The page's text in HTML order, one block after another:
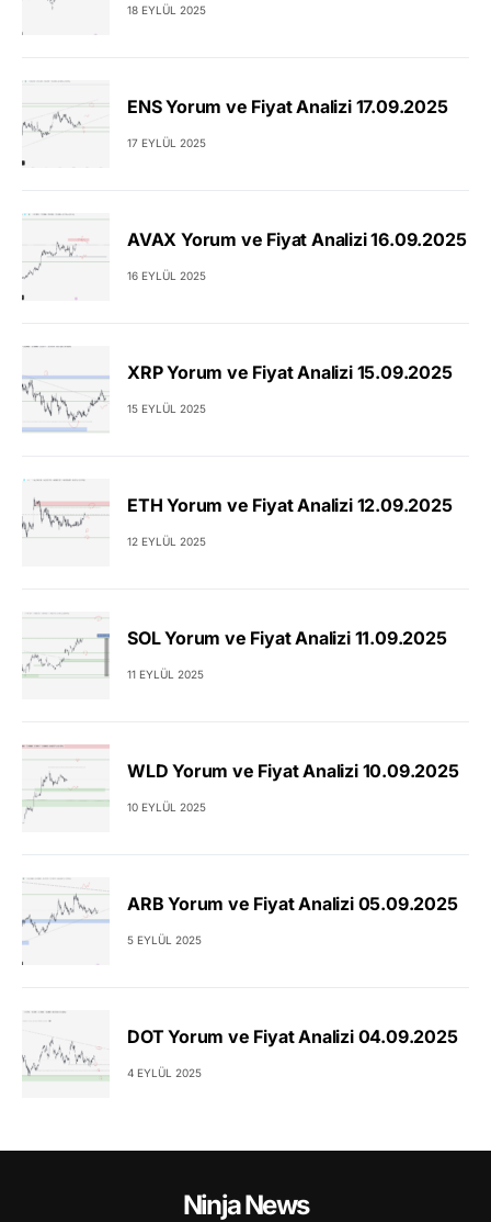
18 EYLÜL 2025
ENS Yorum ve Fiyat Analizi 17.09.2025
17 EYLÜL 2025
AVAX Yorum ve Fiyat Analizi 16.09.2025
16 EYLÜL 2025
XRP Yorum ve Fiyat Analizi 15.09.2025
15 EYLÜL 2025
ETH Yorum ve Fiyat Analizi 12.09.2025
12 EYLÜL 2025
SOL Yorum ve Fiyat Analizi 11.09.2025
11 EYLÜL 2025
WLD Yorum ve Fiyat Analizi 10.09.2025
10 EYLÜL 2025
ARB Yorum ve Fiyat Analizi 05.09.2025
5 EYLÜL 2025
DOT Yorum ve Fiyat Analizi 04.09.2025
4 EYLÜL 2025
Ninja News